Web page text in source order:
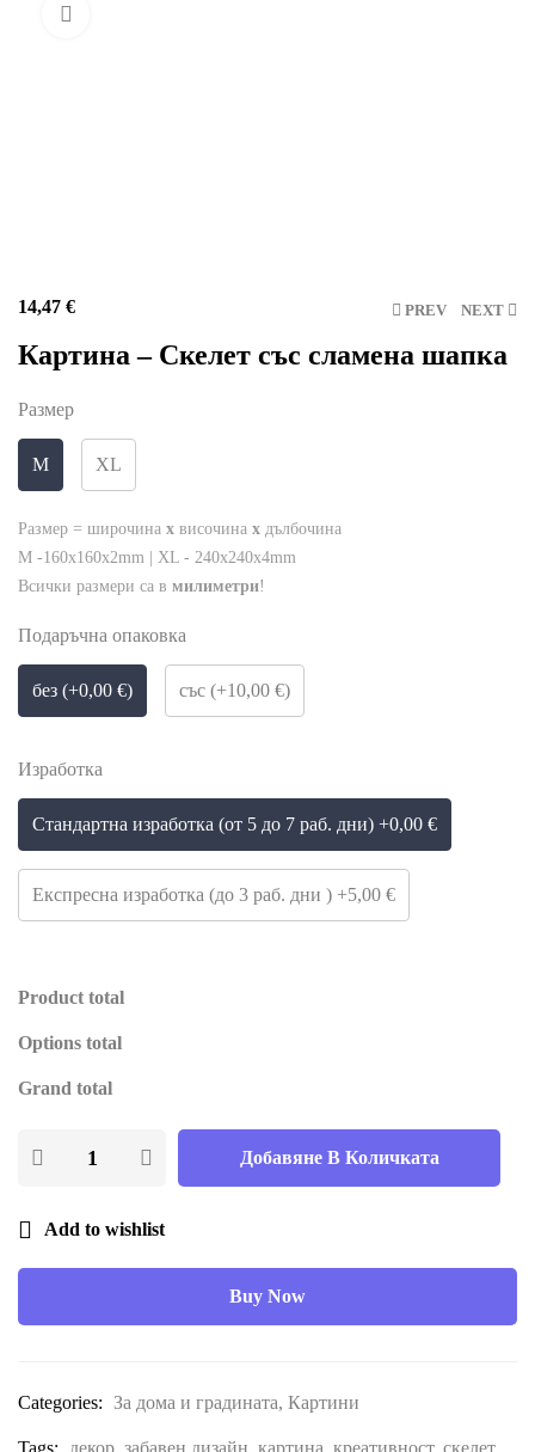
PREV NEXT
14,47 €
Картина – Скелет със сламена шапка
Размер
M XL
Размер = широчина x височина x дълбочина
M -160x160x2mm | XL - 240x240x4mm
Всички размери са в милиметри!
Подаръчна опаковка
без (+0,00 €) със (+10,00 €)
Изработка
Стандартна изработка (от 5 до 7 раб. дни) +0,00 €
Експресна изработка (до 3 раб. дни ) +5,00 €
Product total
Options total
Grand total
Добавяне В Количката
Add to wishlist
Buy Now
Categories: За дома и градината, Картини
Tags: декор забавен дизайн картинa креативност, скелет,